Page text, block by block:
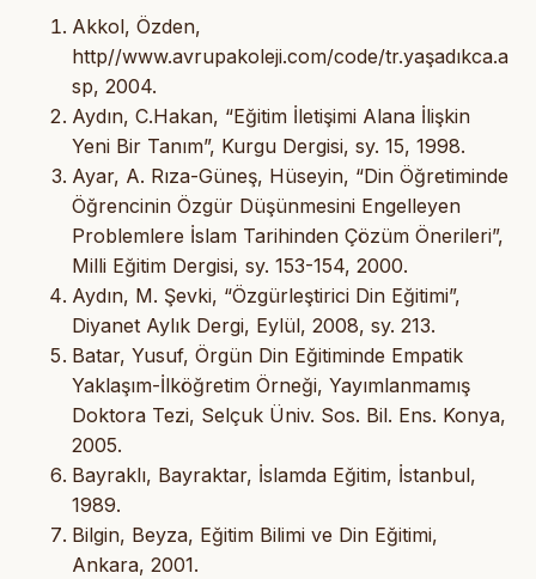
Akkol, Özden,
http//www.avrupakoleji.com/code/tr.yaşadıkca.a
sp, 2004.
Aydın, C.Hakan, “Eğitim İletişimi Alana İlişkin
Yeni Bir Tanım”, Kurgu Dergisi, sy. 15, 1998.
Ayar, A. Rıza-Güneş, Hüseyin, “Din Öğretiminde
Öğrencinin Özgür Düşünmesini Engelleyen
Problemlere İslam Tarihinden Çözüm Önerileri”,
Milli Eğitim Dergisi, sy. 153-154, 2000.
Aydın, M. Şevki, “Özgürleştirici Din Eğitimi”,
Diyanet Aylık Dergi, Eylül, 2008, sy. 213.
Batar, Yusuf, Örgün Din Eğitiminde Empatik
Yaklaşım-İlköğretim Örneği, Yayımlanmamış
Doktora Tezi, Selçuk Üniv. Sos. Bil. Ens. Konya,
2005.
Bayraklı, Bayraktar, İslamda Eğitim, İstanbul,
1989.
Bilgin, Beyza, Eğitim Bilimi ve Din Eğitimi,
Ankara, 2001.